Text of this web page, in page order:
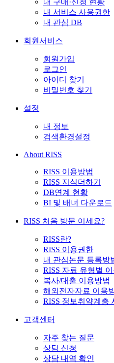
내 구매·신청 현황
내 서비스 사용권한
내 관심 DB
회원서비스
회원가입
로그인
아이디 찾기
비밀번호 찾기
설정
내 정보
검색환경설정
About RISS
RISS 이용방법
RISS 지식더하기
DB연계 현황
BI 및 배너 다운로드
RISS 처음 방문 이세요?
RISS란?
RISS 이용권한
내 관심논문 등록방
RISS 자료 유형별
복사/대출 이용방법
해외전자자료 이용
RISS 정보취약계층
고객센터
자주 찾는 질문
상담 신청
상담 내역 확인